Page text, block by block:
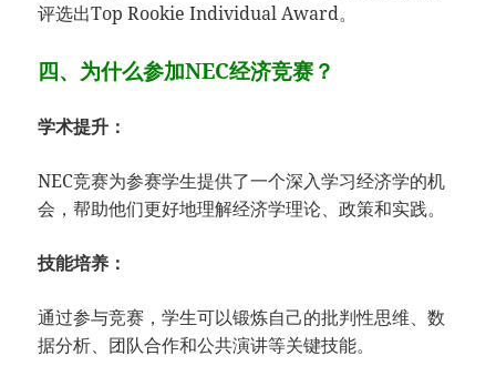
评选出Top Rookie Individual Award。
四、为什么参加NEC经济竞赛？
学术提升：
NEC竞赛为参赛学生提供了一个深入学习经济学的机
会，帮助他们更好地理解经济学理论、政策和实践。
技能培养：
通过参与竞赛，学生可以锻炼自己的批判性思维、数
据分析、团队合作和公共演讲等关键技能。